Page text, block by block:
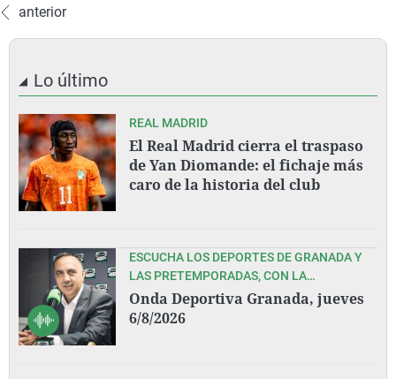
anterior
Lo último
REAL MADRID
El Real Madrid cierra el traspaso
de Yan Diomande: el fichaje más
caro de la historia del club
ESCUCHA LOS DEPORTES DE GRANADA Y
LAS PRETEMPORADAS, CON LA
ELABORACIÓN DE LA PLANTILLA, DEL
GRANADA CF Y COVIRÁN GRANADA, CON
Onda Deportiva Granada, jueves
6/8/2026